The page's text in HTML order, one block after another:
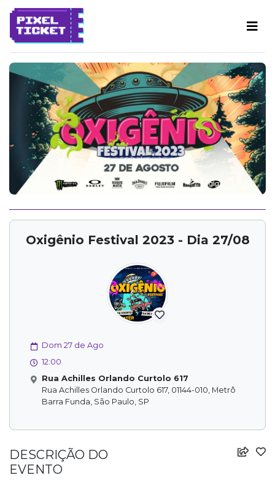
Oxigênio Festival 2023 - Dia 27/08
Dom 27 de Ago
12:00
Rua Achilles Orlando Curtolo 617
Rua Achilles Orlando Curtolo 617, 01144-010, Metrô
Barra Funda, São Paulo, SP
DESCRIÇÃO DO
EVENTO